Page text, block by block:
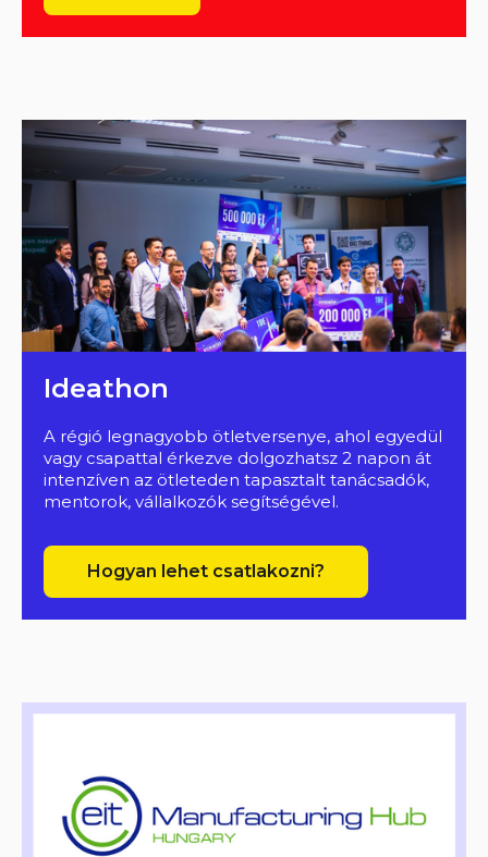
Ideathon
A régió legnagyobb ötletversenye, ahol egyedül
vagy csapattal érkezve dolgozhatsz 2 napon át
intenzíven az ötleteden tapasztalt tanácsadók,
mentorok, vállalkozók segítségével.
Hogyan lehet csatlakozni?